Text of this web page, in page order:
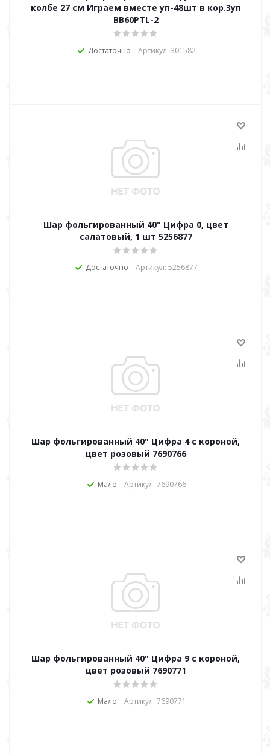
колбе 27 см Играем вместе уп-48шт в кор.3уп
BB60PTL-2
Достаточно Артикул: 301582
Шар фольгированный 40" Цифра 0, цвет
салатовый, 1 шт 5256877
Достаточно Артикул: 5256877
Шар фольгированный 40" Цифра 4 с короной,
цвет розовый 7690766
Мало Артикул: 7690766
Шар фольгированный 40" Цифра 9 с короной,
цвет розовый 7690771
Мало Артикул: 7690771